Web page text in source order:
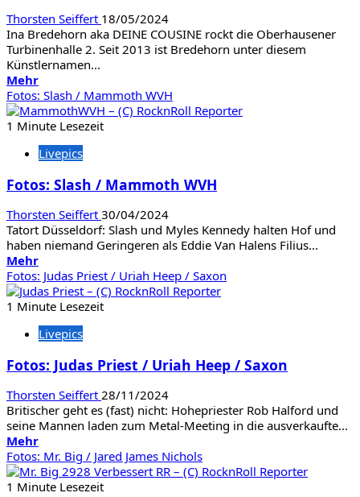
Thorsten Seiffert 18/05/2024
Ina Bredehorn aka DEINE COUSINE rockt die Oberhausener
Turbinenhalle 2. Seit 2013 ist Bredehorn unter diesem
Künstlernamen...
MehrMehr
Informationen
über
Fotos:
Cousine
Fotos: Slash / Mammoth WVH
1 Minute Lesezeit
Livepics
Fotos: Slash / Mammoth WVH
Thorsten Seiffert 30/04/2024
Tatort Düsseldorf: Slash und Myles Kennedy halten Hof und
haben niemand Geringeren als Eddie Van Halens Filius...
MehrMehr
Informationen
über
Fotos:
/
WVH
Fotos: Judas Priest / Uriah Heep / Saxon
1 Minute Lesezeit
Livepics
Fotos: Judas Priest / Uriah Heep / Saxon
Thorsten Seiffert 28/11/2024
Britischer geht es (fast) nicht: Hohepriester Rob Halford und
seine Mannen laden zum Metal-Meeting in die ausverkaufte...
MehrMehr
Informationen
über
Fotos:
Fotos: Mr. Big / Jared James Nichols
1 Minute Lesezeit